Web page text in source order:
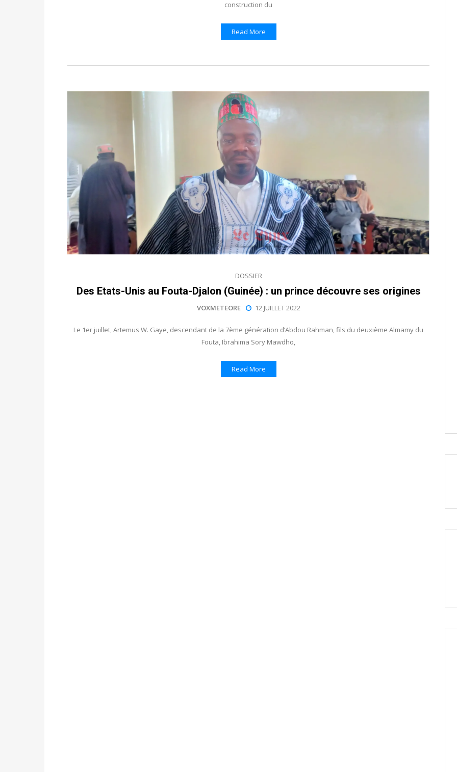
construction du
Read More
DOSSIER
Des Etats-Unis au Fouta-Djalon (Guinée) : un prince découvre ses origines
VOXMETEORE 12 JUILLET 2022
Le 1er juillet, Artemus W. Gaye, descendant de la 7ème génération d’Abdou Rahman, fils du deuxième Almamy du
Fouta, Ibrahima Sory Mawdho,
Read More